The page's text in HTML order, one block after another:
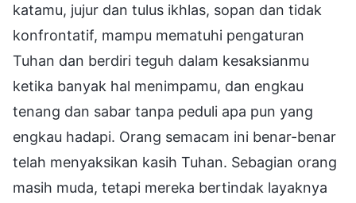
katamu, jujur dan tulus ikhlas, sopan dan tidak
konfrontatif, mampu mematuhi pengaturan
Tuhan dan berdiri teguh dalam kesaksianmu
ketika banyak hal menimpamu, dan engkau
tenang dan sabar tanpa peduli apa pun yang
engkau hadapi. Orang semacam ini benar-benar
telah menyaksikan kasih Tuhan. Sebagian orang
masih muda, tetapi mereka bertindak layaknya